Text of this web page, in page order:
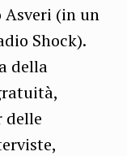
Asveri (in un
Shock).
della
delle